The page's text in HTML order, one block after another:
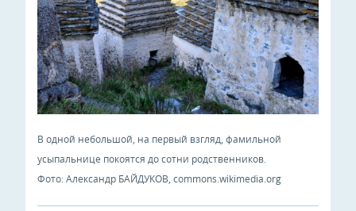
В одной небольшой, на первый взгляд, фамильной
усыпальнице покоятся до сотни родственников.
Фото: Александр БАЙДУКОВ, commons.wikimedia.org